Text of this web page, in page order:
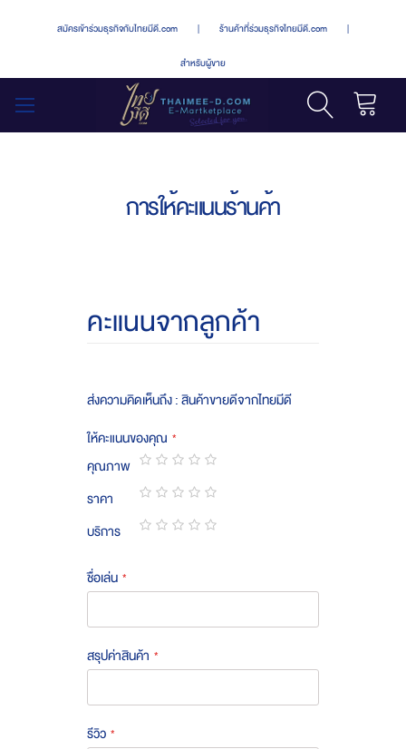
สมัครเข้าร่วมธุรกิจกับไทยมีดี.com | ร้านค้าที่ร่วมธุรกิจไทยมีดี.com |
สำหรับผู้ขาย
การให้คะแนนร้านค้า
คะแนนจากลูกค้า
ส่งความคิดเห็นถึง : สินค้าขายดีจากไทยมีดี
ให้คะแนนของคุณ
คุณภาพ
1
star
2
stars
3
stars
4
stars
5
stars
ราคา
1
star
2
stars
3
stars
4
stars
5
stars
บริการ
ชื่อเล่น
สรุปค่าสินค้า
รีวิว